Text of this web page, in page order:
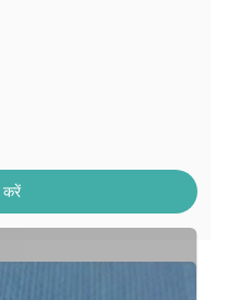
करें